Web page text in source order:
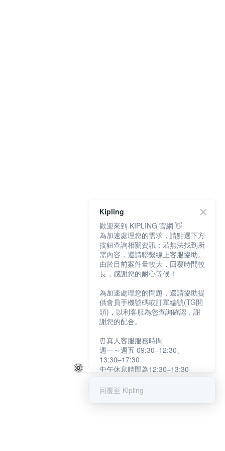
Kipling
歡迎來到 KIPLING 官網 👋
為加速處理您的需求，請點選下方
按鈕查詢相關資訊；若無法找到所
需內容，還請聯繫線上客服協助。
由於目前案件量較大，回覆時間較
長，感謝您的耐心等候！
為加速處理您的問題，還請協助提
供會員手機號碼或訂單編號(TG開
頭)，以利客服為您查詢確認，謝
謝您的配合。
⏰真人客服服務時間
週一～週五 09:30–12:30、
13:30–17:30
中午休息時間為12:30–13:30
提醒您：系統會自動已讀訊息，如
回覆至 Kipling